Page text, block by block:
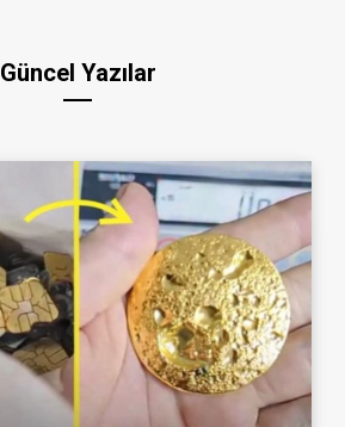
Güncel Yazılar